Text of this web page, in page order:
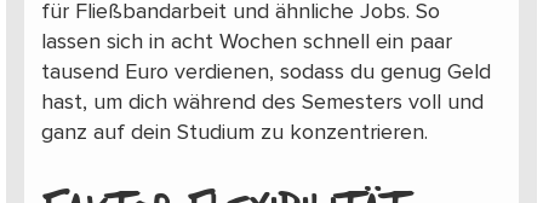
für Fließbandarbeit und ähnliche Jobs. So
lassen sich in acht Wochen schnell ein paar
tausend Euro verdienen, sodass du genug Geld
hast, um dich während des Semesters voll und
ganz auf dein Studium zu konzentrieren.